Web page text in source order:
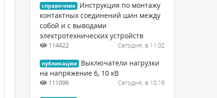
справочник
Инструкция по монтажу
контактных соединений шин между
собой и с выводами
электротехнических устройств
114422 Сегодня, в 11:02
публикации
Выключатели нагрузки
на напряжение 6, 10 кВ
111096 Сегодня, в 10:16